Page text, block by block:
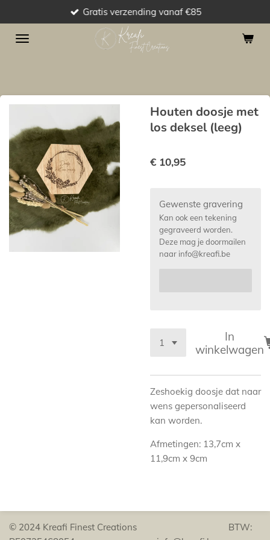
direct
naar
Gratis verzending vanaf €85
Houten doosje met
los deksel (leeg)
€ 10,95
Gewenste gravering
Kan ook een tekening
gegraveerd worden.
Deze mag je doormailen
naar info@kreafi.be
In
winkelwagen
Zeshoekig doosje dat naar
wens gepersonaliseerd
kan worden.
Afmetingen: 13,7cm x
11,9cm x 9cm
© 2024 Kreafi Finest Creations BTW: